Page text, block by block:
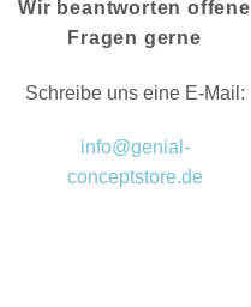
Wir beantworten offene
Fragen gerne
Schreibe uns eine E-Mail:
info@genial-
conceptstore.de